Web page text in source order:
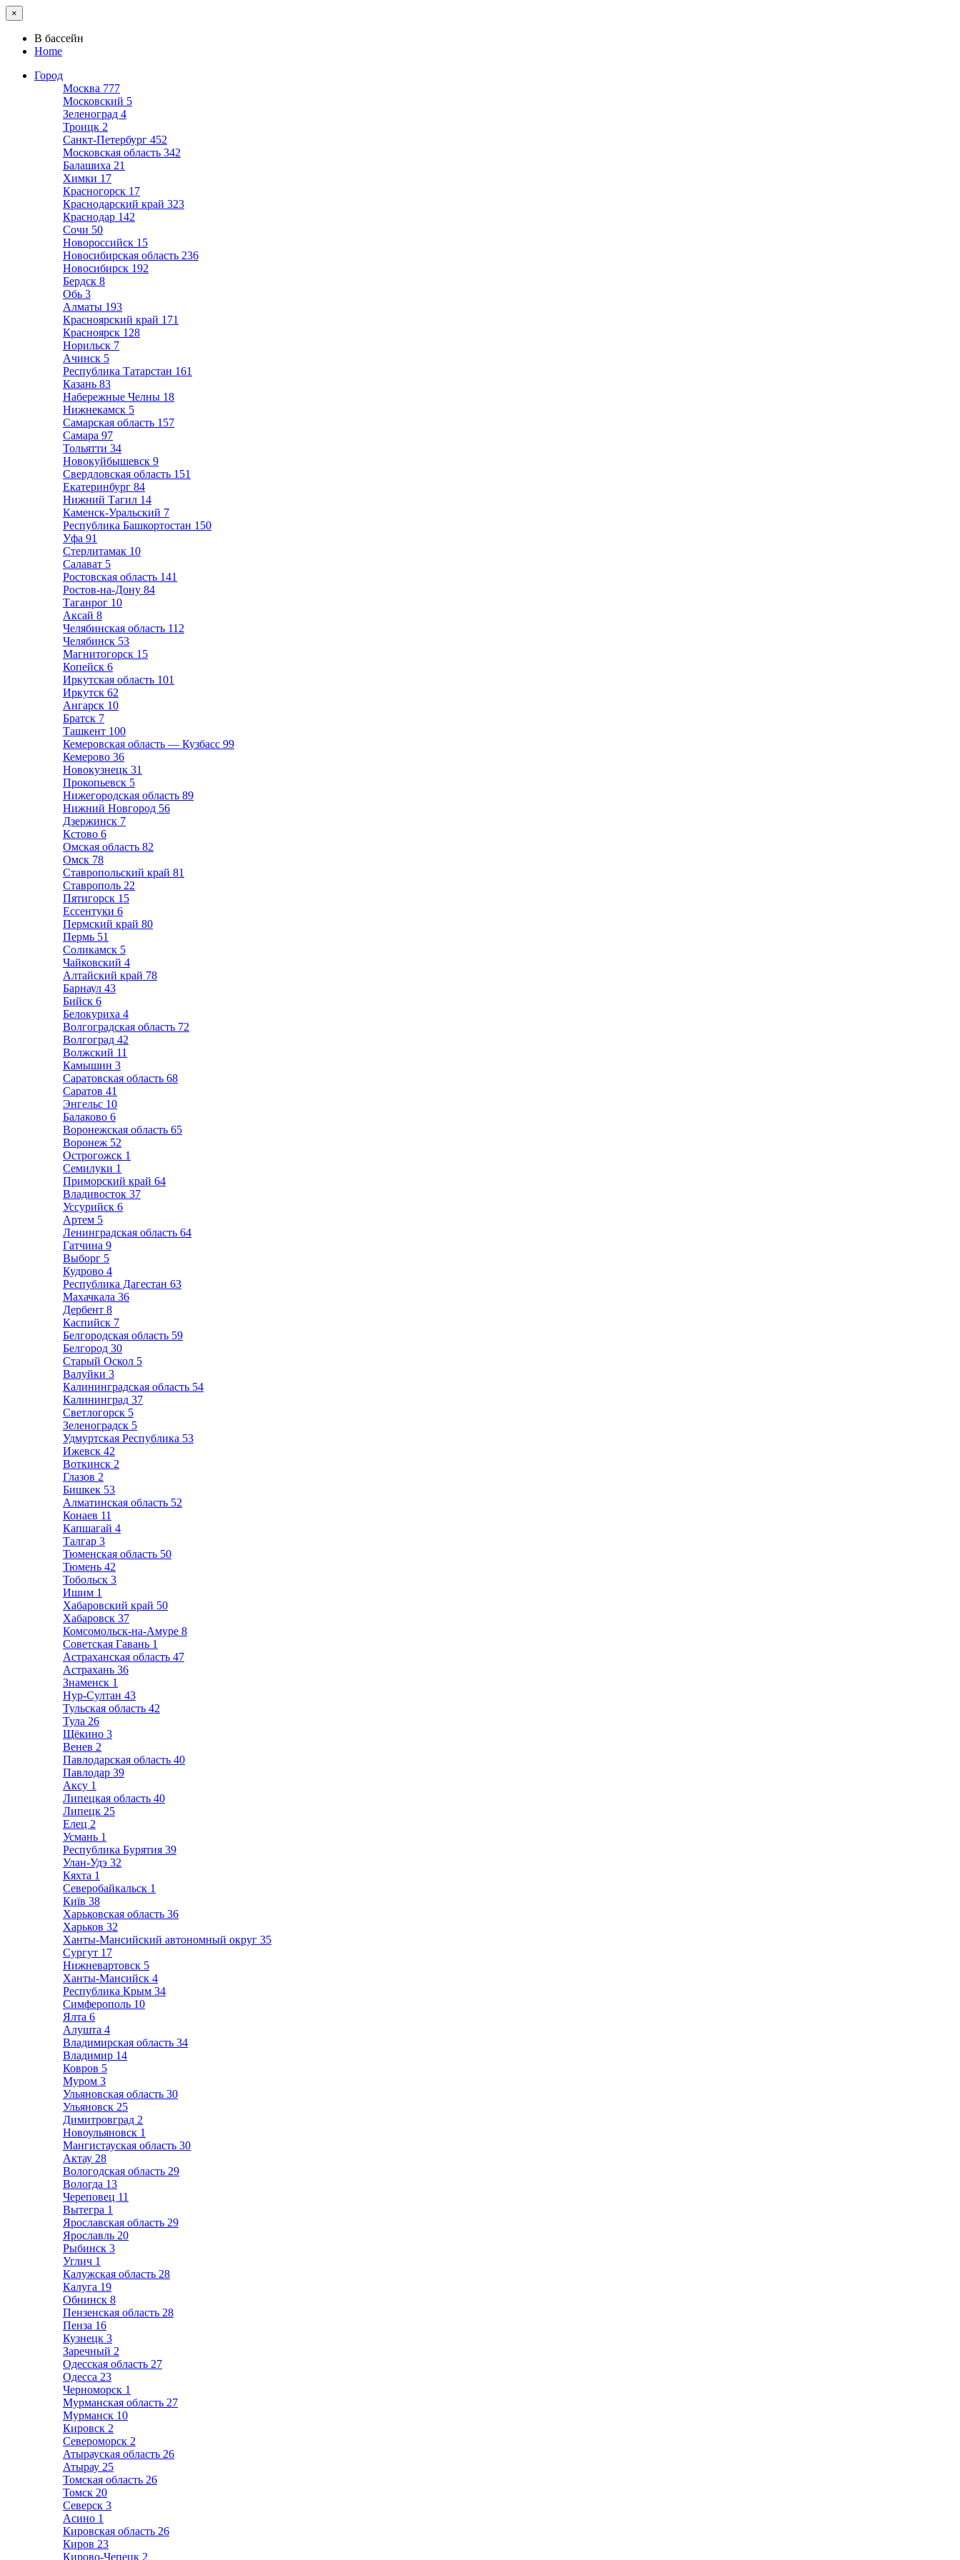
×
В бассейн
Home
Город
Москва 777
Московский 5
Зеленоград 4
Троицк 2
Санкт-Петербург 452
Московская область 342
Балашиха 21
Химки 17
Красногорск 17
Краснодарский край 323
Краснодар 142
Сочи 50
Новороссийск 15
Новосибирская область 236
Новосибирск 192
Бердск 8
Обь 3
Алматы 193
Красноярский край 171
Красноярск 128
Норильск 7
Ачинск 5
Республика Татарстан 161
Казань 83
Набережные Челны 18
Нижнекамск 5
Самарская область 157
Самара 97
Тольятти 34
Новокуйбышевск 9
Свердловская область 151
Екатеринбург 84
Нижний Тагил 14
Каменск-Уральский 7
Республика Башкортостан 150
Уфа 91
Стерлитамак 10
Салават 5
Ростовская область 141
Ростов-на-Дону 84
Таганрог 10
Аксай 8
Челябинская область 112
Челябинск 53
Магнитогорск 15
Копейск 6
Иркутская область 101
Иркутск 62
Ангарск 10
Братск 7
Ташкент 100
Кемеровская область — Кузбасс 99
Кемерово 36
Новокузнецк 31
Прокопьевск 5
Нижегородская область 89
Нижний Новгород 56
Дзержинск 7
Кстово 6
Омская область 82
Омск 78
Ставропольский край 81
Ставрополь 22
Пятигорск 15
Ессентуки 6
Пермский край 80
Пермь 51
Соликамск 5
Чайковский 4
Алтайский край 78
Барнаул 43
Бийск 6
Белокуриха 4
Волгоградская область 72
Волгоград 42
Волжский 11
Камышин 3
Саратовская область 68
Саратов 41
Энгельс 10
Балаково 6
Воронежская область 65
Воронеж 52
Острогожск 1
Семилуки 1
Приморский край 64
Владивосток 37
Уссурийск 6
Артем 5
Ленинградская область 64
Гатчина 9
Выборг 5
Кудрово 4
Республика Дагестан 63
Махачкала 36
Дербент 8
Каспийск 7
Белгородская область 59
Белгород 30
Старый Оскол 5
Валуйки 3
Калининградская область 54
Калининград 37
Светлогорск 5
Зеленоградск 5
Удмуртская Республика 53
Ижевск 42
Воткинск 2
Глазов 2
Бишкек 53
Алматинская область 52
Конаев 11
Капшагай 4
Талгар 3
Тюменская область 50
Тюмень 42
Тобольск 3
Ишим 1
Хабаровский край 50
Хабаровск 37
Комсомольск-на-Амуре 8
Советская Гавань 1
Астраханская область 47
Астрахань 36
Знаменск 1
Нур-Султан 43
Тульская область 42
Тула 26
Щёкино 3
Венев 2
Павлодарская область 40
Павлодар 39
Аксу 1
Липецкая область 40
Липецк 25
Елец 2
Усмань 1
Республика Бурятия 39
Улан-Удэ 32
Кяхта 1
Северобайкальск 1
Київ 38
Харьковская область 36
Харьков 32
Ханты-Мансийский автономный округ 35
Сургут 17
Нижневартовск 5
Ханты-Мансийск 4
Республика Крым 34
Симферополь 10
Ялта 6
Алушта 4
Владимирская область 34
Владимир 14
Ковров 5
Муром 3
Ульяновская область 30
Ульяновск 25
Димитровград 2
Новоульяновск 1
Мангистауская область 30
Актау 28
Вологодская область 29
Вологда 13
Череповец 11
Вытегра 1
Ярославская область 29
Ярославль 20
Рыбинск 3
Углич 1
Калужская область 28
Калуга 19
Обнинск 8
Пензенская область 28
Пенза 16
Кузнецк 3
Заречный 2
Одесская область 27
Одесса 23
Черноморск 1
Мурманская область 27
Мурманск 10
Кировск 2
Североморск 2
Атырауская область 26
Атырау 25
Томская область 26
Томск 20
Северск 3
Асино 1
Кировская область 26
Киров 23
Кирово-Чепецк 2